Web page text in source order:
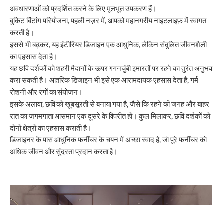
अवधारणाओं को प्रदर्शित करने के लिए मूलभूत उपकरण हैं।
बुकिट बिंटांग परियोजना, पहली नज़र में, आपको महानगरीय नाइटलाइफ़ में स्वागत
करती है।
इससे भी बढ़कर, यह इंटीरियर डिजाइन एक आधुनिक, लेकिन संतुलित जीवनशैली
का एहसास देता है।
यह छवि दर्शकों को शहरी मैदानों के ऊपर गगनचुंबी इमारतों पर रहने का तुरंत अनुभव
करा सकती है। आंतरिक डिजाइन भी इसे एक आरामदायक एहसास देता है, गर्म
रोशनी और रंगों का संयोजन।
इसके अलावा, छवि को खूबसूरती से बनाया गया है, जैसे कि रहने की जगह और बाहर
रात का जगमगाता आसमान एक दूसरे के विपरीत हों। कुल मिलाकर, छवि दर्शकों को
दोनों क्षेत्रों का एहसास कराती है।
डिजाइनर के पास आधुनिक फर्नीचर के चयन में अच्छा स्वाद है, जो पूरे फर्नीचर को
अधिक जीवन और सुंदरता प्रदान करता है।